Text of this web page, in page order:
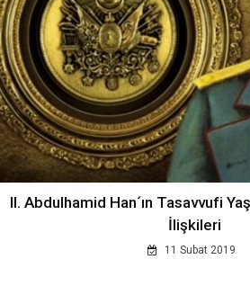
II. Abdulhamid Han´ın Tasavvufi
İlişkileri
11 Subat 2019